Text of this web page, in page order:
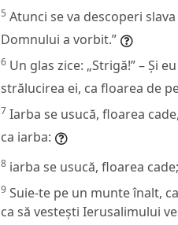
5 Atunci se va descoperi
Domnului a vorbit.”
6 Un glas zice: „Strigă!” – Și
strălucirea ei, ca floarea de
7 Iarba se usucă, floarea
ca iarba:
8 iarba se usucă, floarea
9 Suie-te pe un munte înalt,
ca să vestești Ierusalimului